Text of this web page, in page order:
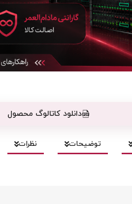
دانلود کاتالوگ محصول
توضیحات نظرات